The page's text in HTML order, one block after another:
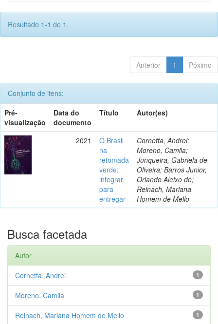
Resultado 1-1 de 1.
Anterior 1 Póximo
Conjunto de itens:
Pré-
visualização
Data do
documento
Título Autor(es)
2021
O Brasil
na
retomada
verde:
integrar
para
entregar
Cornetta, Andrei;
Moreno, Camila;
Junqueira, Gabriela de
Oliveira; Barros Junior,
Orlando Aleixo de;
Reinach, Mariana
Homem de Mello
Busca facetada
Autor
1
Cornetta, Andrei
1
Moreno, Camila
1
Reinach, Mariana Homem de Mello